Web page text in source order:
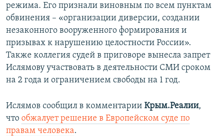
режима. Его признали виновным по всем пунктам
обвинения – «организации диверсии, создании
незаконного вооруженного формирования и
призывах к нарушению целостности России».
Также коллегия судей в приговоре вынесла запрет
Ислямову участвовать в деятельности СМИ сроком
на 2 года и ограничением свободы на 1 год.
Ислямов сообщил в комментарии Крым.Реалии,
что обжалует решение в Европейском суде по
правам человека.